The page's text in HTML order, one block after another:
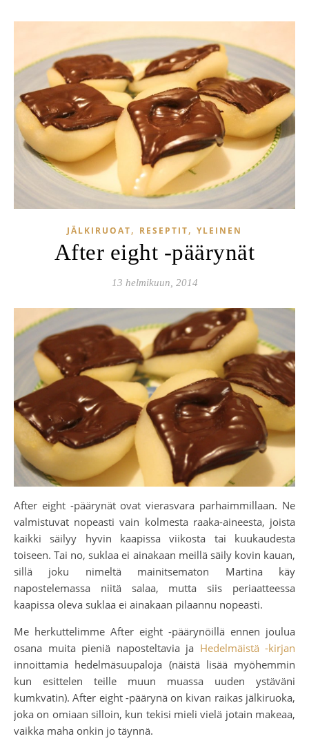
JÄLKIRUOAT, RESEPTIT, YLEINEN
After eight -päärynät
13 helmikuun, 2014
After eight -päärynät ovat vierasvara parhaimmillaan. Ne
valmistuvat nopeasti vain kolmesta raaka-aineesta, joista
kaikki säilyy hyvin kaapissa viikosta tai kuukaudesta
toiseen. Tai no, suklaa ei ainakaan meillä säily kovin kauan,
sillä joku nimeltä mainitsematon Martina käy
napostelemassa niitä salaa, mutta siis periaatteessa
kaapissa oleva suklaa ei ainakaan pilaannu nopeasti.
Me herkuttelimme After eight -päärynöillä ennen joulua
osana muita pieniä naposteltavia ja Hedelmäistä -kirjan
innoittamia hedelmäsuupaloja (näistä lisää myöhemmin
kun esittelen teille muun muassa uuden ystäväni
kumkvatin). After eight -päärynä on kivan raikas jälkiruoka,
joka on omiaan silloin, kun tekisi mieli vielä jotain makeaa,
vaikka maha onkin jo täynnä.